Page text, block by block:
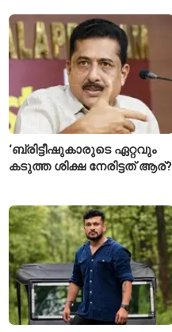
‘ബ്രിട്ടീഷുകാരുടെ ഏറ്റവും
കടുത്ത ശിക്ഷ നേരിട്ടത് ആര്?